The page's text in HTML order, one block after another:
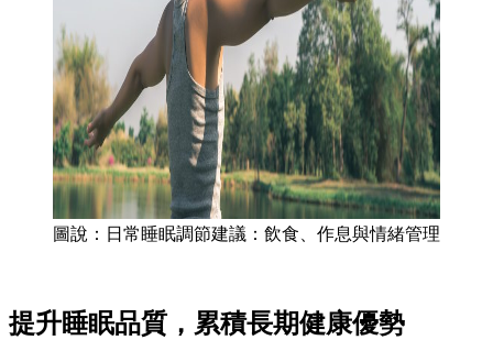
圖說：日常睡眠調節建議：飲食、作息與情緒管理
提升睡眠品質，累積長期健康優勢